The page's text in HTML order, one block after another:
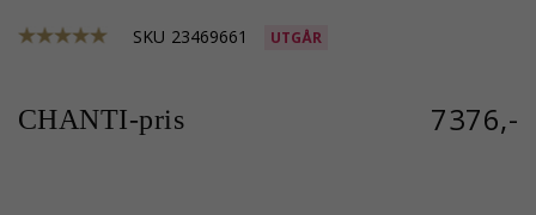
SKU 23469661 UTGÅR
CHANTI-pris 7376,-